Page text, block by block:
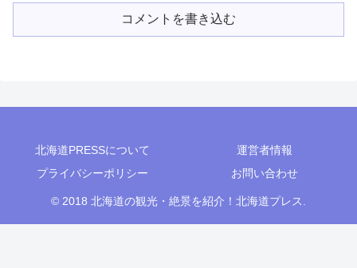
コメントを書き込む
北海道PRESSについて
運営者情報
プライバシーポリシー
お問い合わせ
© 2018 北海道の観光・絶景を紹介！北海道プレス.